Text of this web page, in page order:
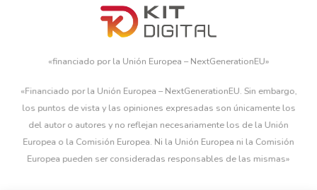
«financiado por la Unión Europea – NextGenerationEU»
«Financiado por la Unión Europea – NextGenerationEU. Sin embargo,
los puntos de vista y las opiniones expresadas son únicamente los
del autor o autores y no reflejan necesariamente los de la Unión
Europea o la Comisión Europea. Ni la Unión Europea ni la Comisión
Europea pueden ser consideradas responsables de las mismas»